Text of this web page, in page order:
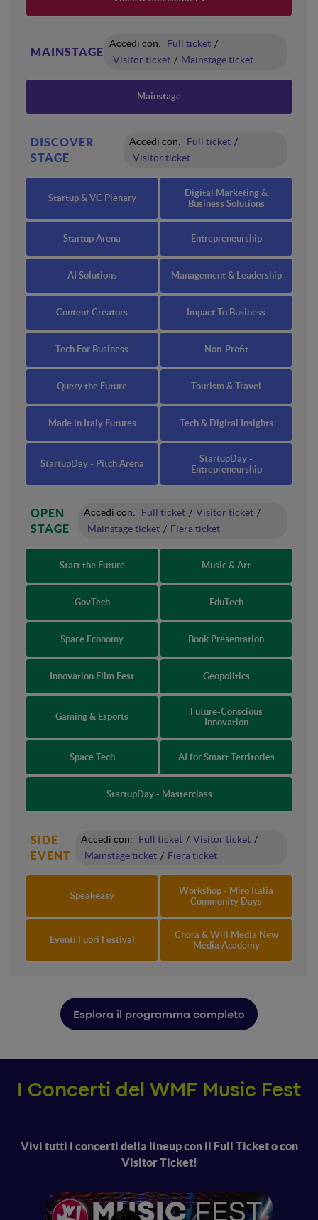
MAINSTAGE
Accedi con: Full ticket /
Visitor ticket / Mainstage ticket
Mainstage
DISCOVER
STAGE
Accedi con: Full ticket /
Visitor ticket
Startup & VC Plenary
Digital Marketing &
Business Solutions
Startup Arena Entrepreneurship
AI Solutions Management & Leadership
Content Creators Impact To Business
Tech For Business Non-Profit
Query the Future Tourism & Travel
Made in Italy Futures Tech & Digital Insights
StartupDay - Pitch Arena
StartupDay -
Entrepreneurship
OPEN
STAGE
Accedi con: Full ticket / Visitor ticket /
Mainstage ticket / Fiera ticket
Start the Future Music & Art
GovTech EduTech
Space Economy Book Presentation
Innovation Film Fest Geopolitics
Gaming & Esports
Future-Conscious
Innovation
Space Tech AI for Smart Territories
StartupDay - Masterclass
SIDE
EVENT
Accedi con: Full ticket / Visitor ticket /
Mainstage ticket / Fiera ticket
Speakeasy
Workshop - Miro Italia
Community Days
Eventi Fuori Festival
Chora & Will Media New
Media Academy
Esplora il programma completo
I Concerti del WMF Music Fest
Vivi tutti i concerti della lineup con il Full Ticket o con
Visitor Ticket!